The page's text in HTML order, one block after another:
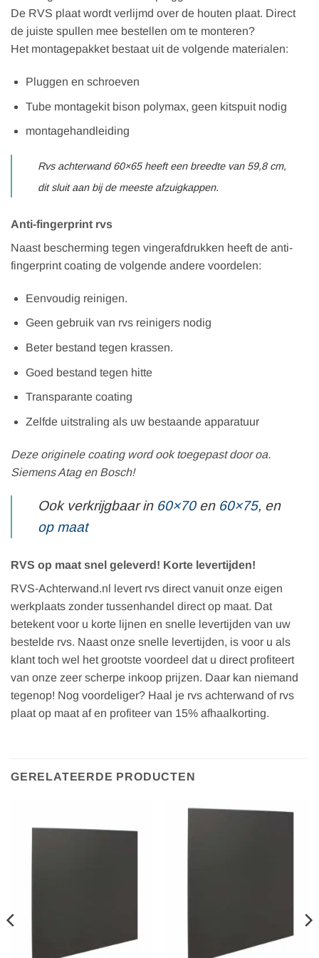
De RVS plaat wordt verlijmd over de houten plaat. Direct
de juiste spullen mee bestellen om te monteren?
Het montagepakket bestaat uit de volgende materialen:
Pluggen en schroeven
Tube montagekit bison polymax, geen kitspuit nodig
montagehandleiding
Rvs achterwand 60×65 heeft een breedte van 59,8 cm,
dit sluit aan bij de meeste afzuigkappen.
Anti-fingerprint rvs
Naast bescherming tegen vingerafdrukken heeft de anti-
fingerprint coating de volgende andere voordelen:
Eenvoudig reinigen.
Geen gebruik van rvs reinigers nodig
Beter bestand tegen krassen.
Goed bestand tegen hitte
Transparante coating
Zelfde uitstraling als uw bestaande apparatuur
Deze originele coating word ook toegepast door oa.
Siemens Atag en Bosch!
Ook verkrijgbaar in 60×70en 60×75, en
op maat
RVS op maat snel geleverd! Korte levertijden!
RVS-Achterwand.nl levert rvs direct vanuit onze eigen
werkplaats zonder tussenhandel direct op maat. Dat
betekent voor u korte lijnen en snelle levertijden van uw
bestelde rvs. Naast onze snelle levertijden, is voor u als
klant toch wel het grootste voordeel dat u direct profiteert
van onze zeer scherpe inkoop prijzen. Daar kan niemand
tegenop! Nog voordeliger? Haal je rvs achterwand of rvs
plaat op maat af en profiteer van 15% afhaalkorting.
GERELATEERDE PRODUCTEN